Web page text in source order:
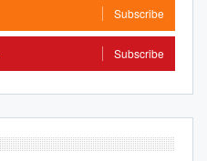
Subscribe
Subscribe